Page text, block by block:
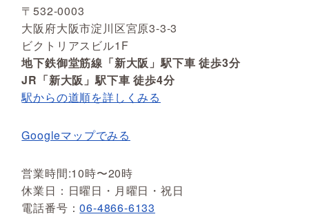
〒532-0003
大阪府大阪市淀川区宮原3-3-3
ビクトリアスビル1F
地下鉄御堂筋線「新大阪」駅下車 徒歩3分
JR「新大阪」駅下車 徒歩4分
駅からの道順を詳しくみる
Googleマップでみる
営業時間:10時〜20時
休業日：日曜日・月曜日・祝日
電話番号：06-4866-6133